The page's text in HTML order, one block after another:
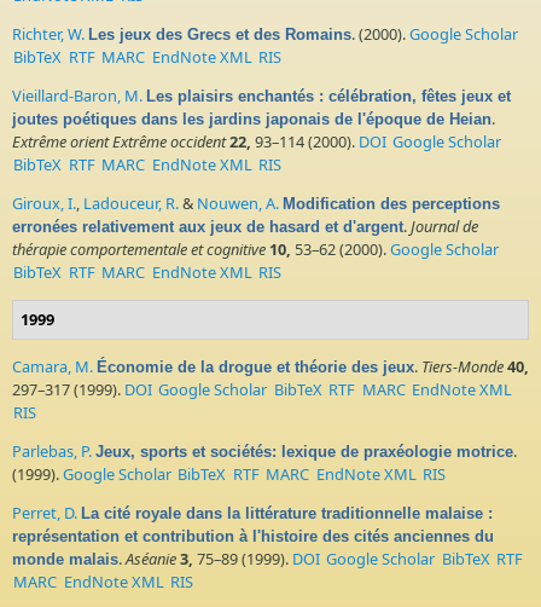
Richter, W. Les jeux des Grecs et des Romains. (2000).Google Scholar
BibTeX RTF MARC EndNote XML RIS
Vieillard-Baron, M. Les plaisirs enchantés : célébration, fêtes jeux et
joutes poétiques dans les jardins japonais de l'époque de Heian.
Extrême orient Extrême occident22, 93–114 (2000). DOI Google Scholar
BibTeX RTF MARC EndNote XML RIS
Giroux, I., Ladouceur, R.& Nouwen, A. Modification des perceptions
erronées relativement aux jeux de hasard et d'argent.Journal de
thérapie comportementale et cognitive 10, 53–62 (2000).Google Scholar
BibTeX RTF MARC EndNote XML RIS
1999
Camara, M. Économie de la drogue et théorie des jeux. Tiers-Monde40,
297–317 (1999). DOI Google Scholar BibTeX RTF MARC EndNote XML
RIS
Parlebas, P. Jeux, sports et sociétés: lexique de praxéologie motrice.
(1999).Google Scholar BibTeX RTF MARC EndNote XML RIS
Perret, D. La cité royale dans la littérature traditionnelle malaise :
représentation et contribution à l'histoire des cités anciennes du
monde malais.Aséanie3, 75–89 (1999). DOI Google Scholar BibTeX RTF
MARC EndNote XML RIS